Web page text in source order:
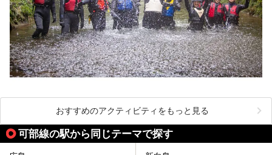
おすすめのアクティビティをもっと見る
可部線の駅から同じテーマで探す